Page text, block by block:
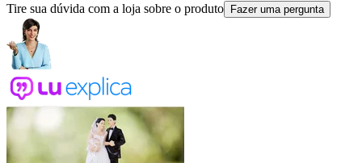
Tire sua dúvida com a loja sobre o produto Fazer uma pergunta